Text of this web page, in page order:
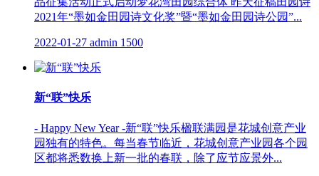
2021年“墨如金田园诗文化奖”暨“墨如金田园诗公园”...
2022-01-27 admin 1500
新“联”快乐
- Happy New Year -新“联”快乐楹联满园是花城创意产业
园独有的特色。每当春节临近，花城创意产业园各个园
区都将悉数换上新一批的春联，除了应节应景外...